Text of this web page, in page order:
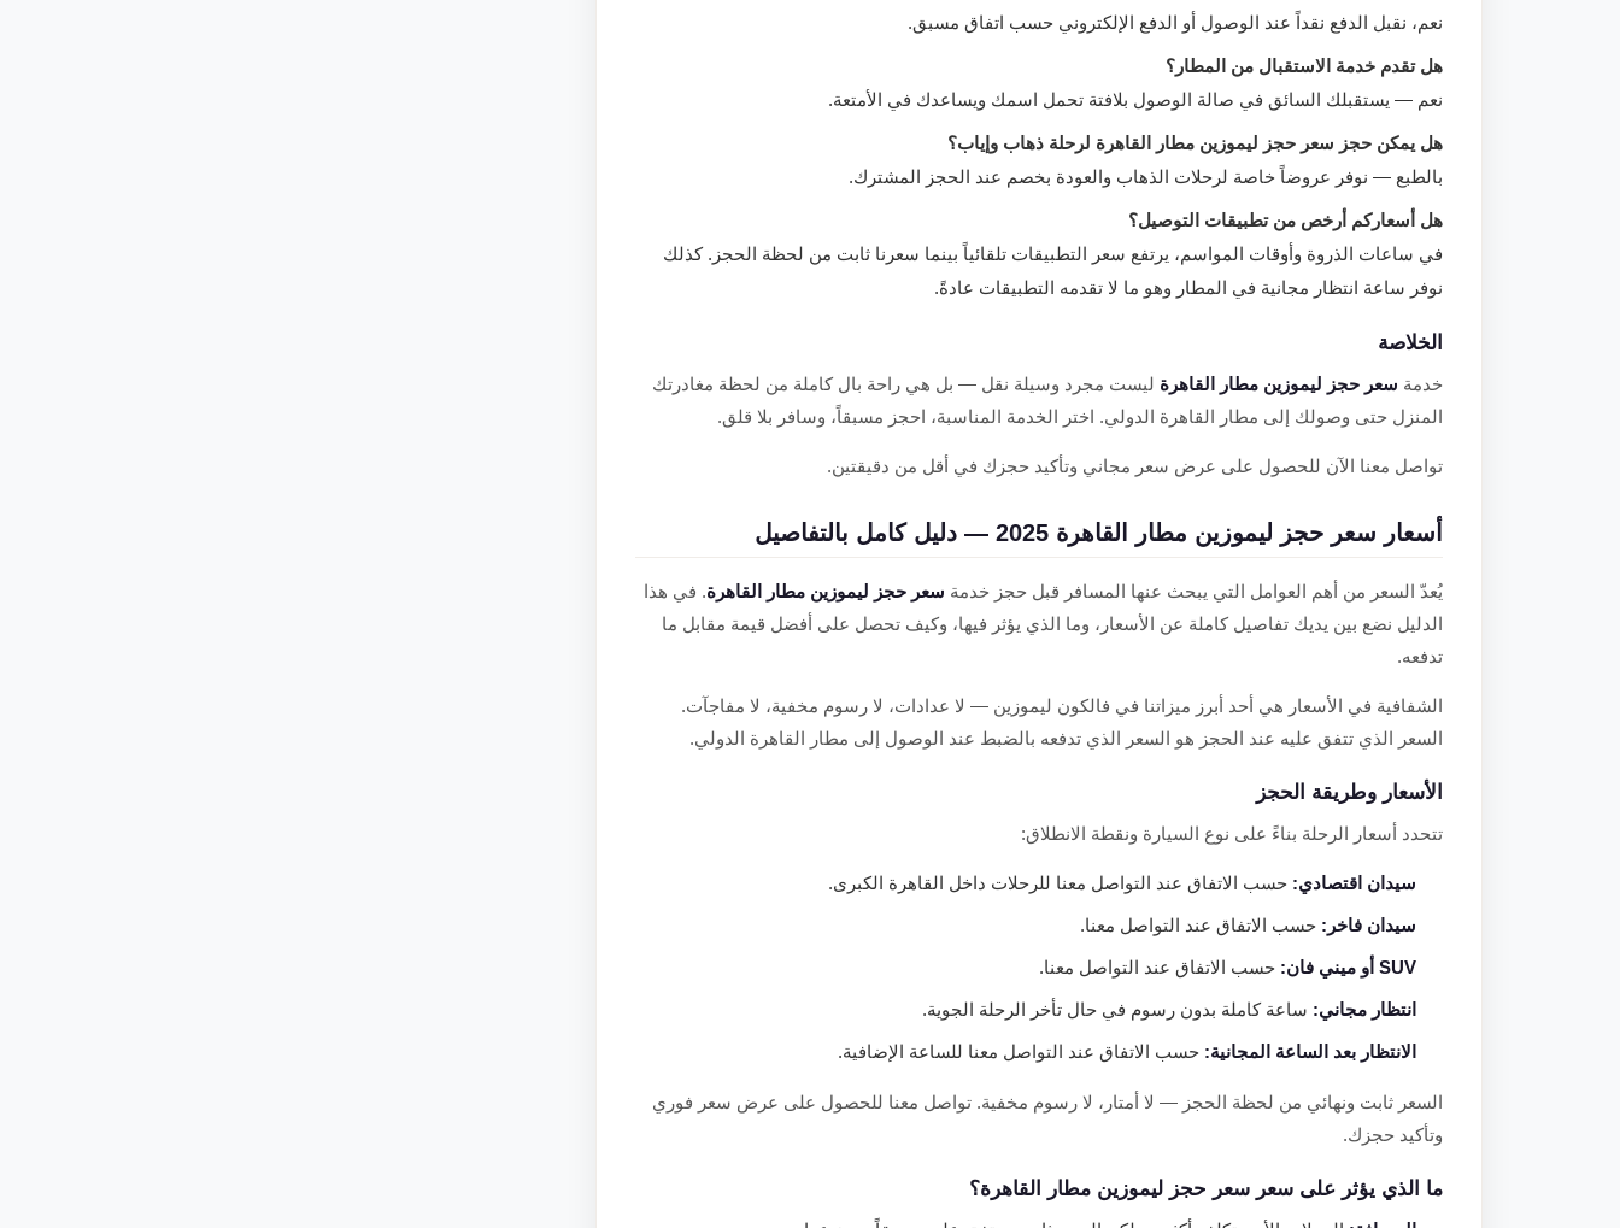
نعم، نقبل الدفع نقداً عند الوصول أو الدفع الإلكتروني حسب اتفاق مسبق.
هل تقدم خدمة الاستقبال من المطار؟
نعم — يستقبلك السائق في صالة الوصول بلافتة تحمل اسمك ويساعدك في الأمتعة.
هل يمكن حجز سعر حجز ليموزين مطار القاهرة لرحلة ذهاب وإياب؟
بالطبع — نوفر عروضاً خاصة لرحلات الذهاب والعودة بخصم عند الحجز المشترك.
هل أسعاركم أرخص من تطبيقات التوصيل؟
في ساعات الذروة وأوقات المواسم، يرتفع سعر التطبيقات تلقائياً بينما سعرنا ثابت من لحظة الحجز. كذلك
نوفر ساعة انتظار مجانية في المطار وهو ما لا تقدمه التطبيقات عادةً.
الخلاصة
خدمة سعر حجز ليموزين مطار القاهرة ليست مجرد وسيلة نقل — بل هي راحة بال كاملة من لحظة مغادرتك
المنزل حتى وصولك إلى مطار القاهرة الدولي. اختر الخدمة المناسبة، احجز مسبقاً، وسافر بلا قلق.
تواصل معنا الآن للحصول على عرض سعر مجاني وتأكيد حجزك في أقل من دقيقتين.
أسعار سعر حجز ليموزين مطار القاهرة 2025 — دليل كامل بالتفاصيل
يُعدّ السعر من أهم العوامل التي يبحث عنها المسافر قبل حجز خدمة سعر حجز ليموزين مطار القاهرة. في هذا
الدليل نضع بين يديك تفاصيل كاملة عن الأسعار، وما الذي يؤثر فيها، وكيف تحصل على أفضل قيمة مقابل ما
تدفعه.
الشفافية في الأسعار هي أحد أبرز ميزاتنا في فالكون ليموزين — لا عدادات، لا رسوم مخفية، لا مفاجآت.
السعر الذي تتفق عليه عند الحجز هو السعر الذي تدفعه بالضبط عند الوصول إلى مطار القاهرة الدولي.
الأسعار وطريقة الحجز
تتحدد أسعار الرحلة بناءً على نوع السيارة ونقطة الانطلاق:
سيدان اقتصادي: حسب الاتفاق عند التواصل معنا للرحلات داخل القاهرة الكبرى.
سيدان فاخر: حسب الاتفاق عند التواصل معنا.
SUV أو ميني فان: حسب الاتفاق عند التواصل معنا.
انتظار مجاني: ساعة كاملة بدون رسوم في حال تأخر الرحلة الجوية.
الانتظار بعد الساعة المجانية: حسب الاتفاق عند التواصل معنا للساعة الإضافية.
السعر ثابت ونهائي من لحظة الحجز — لا أمتار، لا رسوم مخفية. تواصل معنا للحصول على عرض سعر فوري
وتأكيد حجزك.
ما الذي يؤثر على سعر سعر حجز ليموزين مطار القاهرة؟